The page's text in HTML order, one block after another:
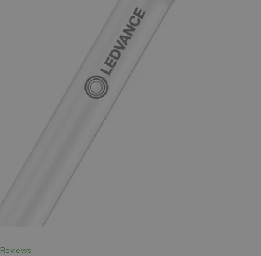
Reviews